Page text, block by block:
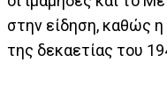
στην είδηση, καθώς η
της δεκαετίας του